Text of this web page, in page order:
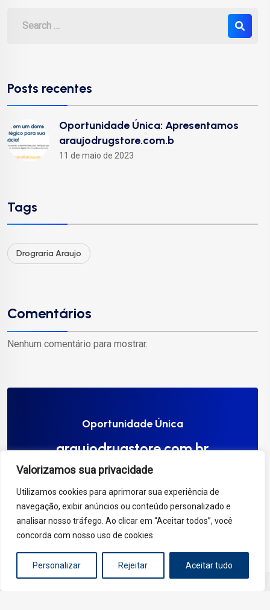
Valorizamos sua privacidade
Utilizamos cookies para aprimorar sua experiência de
navegação, exibir anúncios ou conteúdo personalizado e
analisar nosso tráfego. Ao clicar em “Aceitar todos”, você
concorda com nosso uso de cookies.
Personalizar Rejeitar Aceitar tudo
Posts recentes
Oportunidade Única: Apresentamos
araujodrugstore.com.b
11 de maio de 2023
Tags
Drograria Araujo
Comentários
Nenhum comentário para mostrar.
Oportunidade Única
araujodrugstore.com.br
Compre Agora